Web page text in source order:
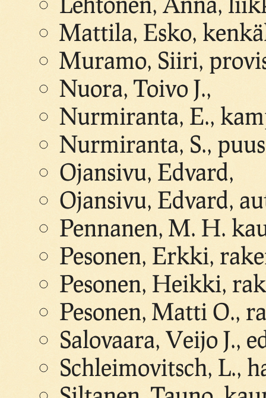
Mattila, Esko,
Muramo, Siiri,
Nuora, Toivo J.,
Nurmiranta, E.,
Nurmiranta, S.,
Ojansivu, Edvard,
Ojansivu, Edvard,
Pennanen, M. H.
Pesonen, Erkki,
Pesonen, Heikki,
Pesonen, Matti O.,
Salovaara, Veijo J.,
Schleimovitsch, L.,